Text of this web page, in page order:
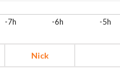
-7h -6h -5h
Nick